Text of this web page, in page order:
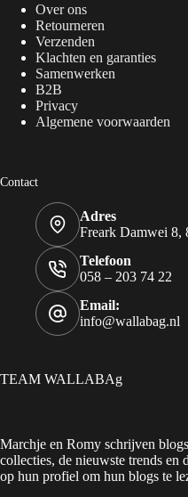
Over ons
Retourneren
Verzenden
Klachten en garanties
Samenwerken
B2B
Privacy
Algemene voorwaarden
Contact
Adres
Freark Damwei 8,
Telefoon
058 – 203 74 22
Email:
info@wallabag.nl
TEAM WALLABAg
Marchje en Romy schrijven
collecties, de nieuwste trends
op hun profiel om hun blogs te